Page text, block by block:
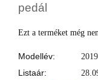
pedál
Ezt a terméket még
Modellév: 2019
Listaár: